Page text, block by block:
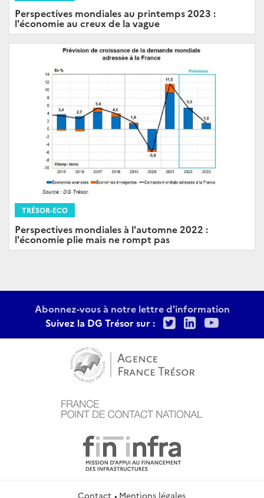
Perspectives mondiales au printemps 2023 :
l'économie au creux de la vague
TRÉSOR-ECO
Perspectives mondiales à l'automne 2022 :
l'économie plie mais ne rompt pas
Abonnez-vous à notre lettre d'information
Suivez la DG Trésor sur :
TwitterLinkedIn
Contact Mentions légales